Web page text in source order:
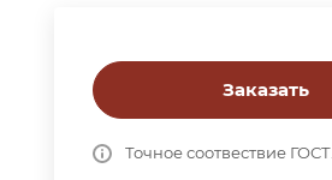
Заказать
Точное соотвествие ГОСТ.